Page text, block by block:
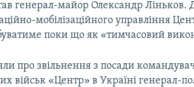
генерал-майор Олександр Ліньков.
мобілізаційного управління
поки що як «тимчасовий
про звільнення з посади
військ «Центр» в Україні генерал-